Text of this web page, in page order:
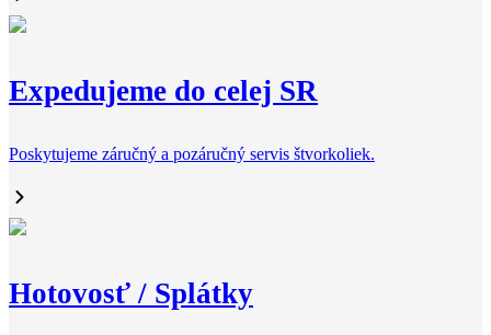
Expedujeme do celej SR
Poskytujeme záručný a pozáručný servis štvorkoliek.
Hotovosť / Splátky